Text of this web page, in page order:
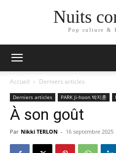
Nuits
Pop culture &
Accueil Derniers articles
Derniers articles PARK Ji-hoon 박지훈
À son goût
Par Nikki TERLON - 16 septembre 2025